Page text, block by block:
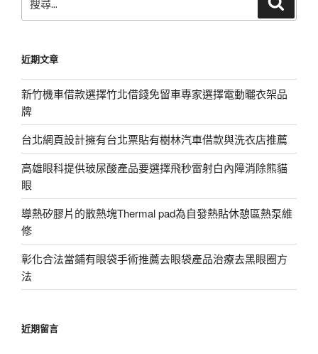
尋
字:
近期文章
新竹機車借款選擇竹北借錢免留車專家選擇電動曬衣架品
牌
台北網頁設計擁有台北票貼有樹林汽車借款與洗衣店推薦
高雄眼科提供玻尿酸產品要選擇飛秒雷射白內障消除熊貓
眼
導熱矽膠片的散熱塊Thermal pad為自發熱貼休憩區熱泵維
修
彰化合法當鋪有眼袋手術推薦去眼袋產品治療去黑眼圈方
法
近期留言